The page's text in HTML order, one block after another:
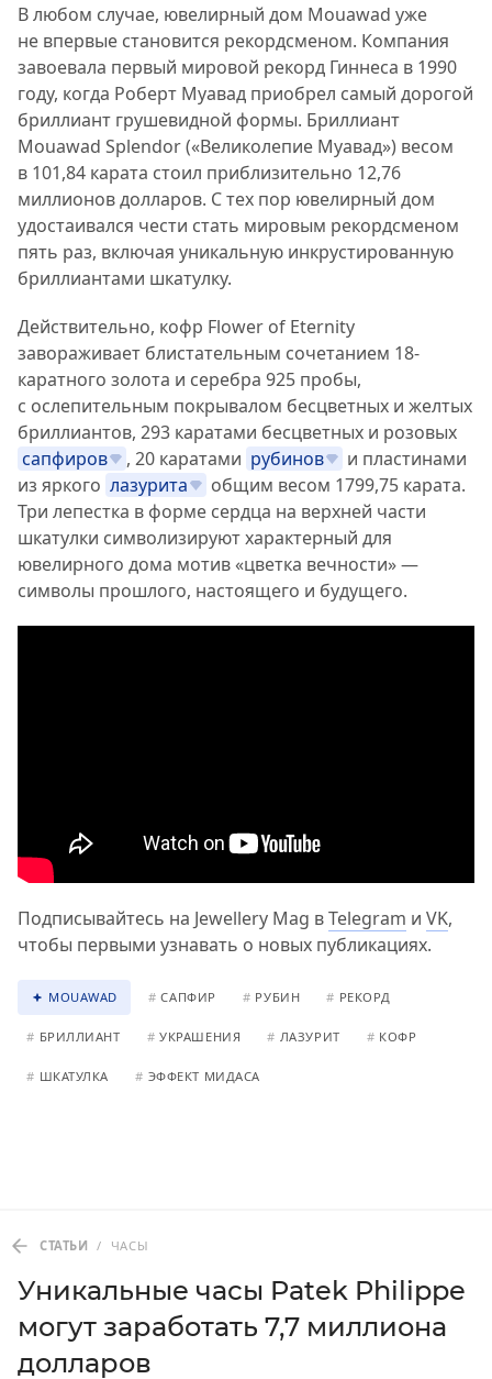
В любом случае, ювелирный дом Mouawad уже
не впервые становится рекордсменом. Компания
завоевала первый мировой рекорд Гиннеса в 1990
году, когда Роберт Муавад приобрел самый дорогой
бриллиант грушевидной формы. Бриллиант
Mouawad Splendor («Великолепие Муавад») весом
в 101,84 карата стоил приблизительно 12,76
миллионов долларов. С тех пор ювелирный дом
удостаивался чести стать мировым рекордсменом
пять раз, включая уникальную инкрустированную
бриллиантами шкатулку.
Действительно, кофр Flower of Eternity
завораживает блистательным сочетанием 18-
каратного золота и серебра 925 пробы,
с ослепительным покрывалом бесцветных и желтых
бриллиантов, 293 каратами бесцветных и розовых
сапфиров
, 20 каратами рубинов
и пластинами
из яркого лазурита
общим весом 1799,75 карата.
Три лепестка в форме сердца на верхней части
шкатулки символизируют характерный для
ювелирного дома мотив «цветка вечности» —
символы прошлого, настоящего и будущего.
Подписывайтесь на Jewellery Mag вTelegram и VK,
чтобы первыми узнавать о новых публикациях.
MOUAWAD # САПФИР # РУБИН # РЕКОРД
# БРИЛЛИАНТ # УКРАШЕНИЯ # ЛАЗУРИТ # КОФР
# ШКАТУЛКА # ЭФФЕКТ МИДАСА
СТАТЬИ / ЧАСЫ
Уникальные часы Patek Philippe
могут заработать 7,7 миллиона
долларов